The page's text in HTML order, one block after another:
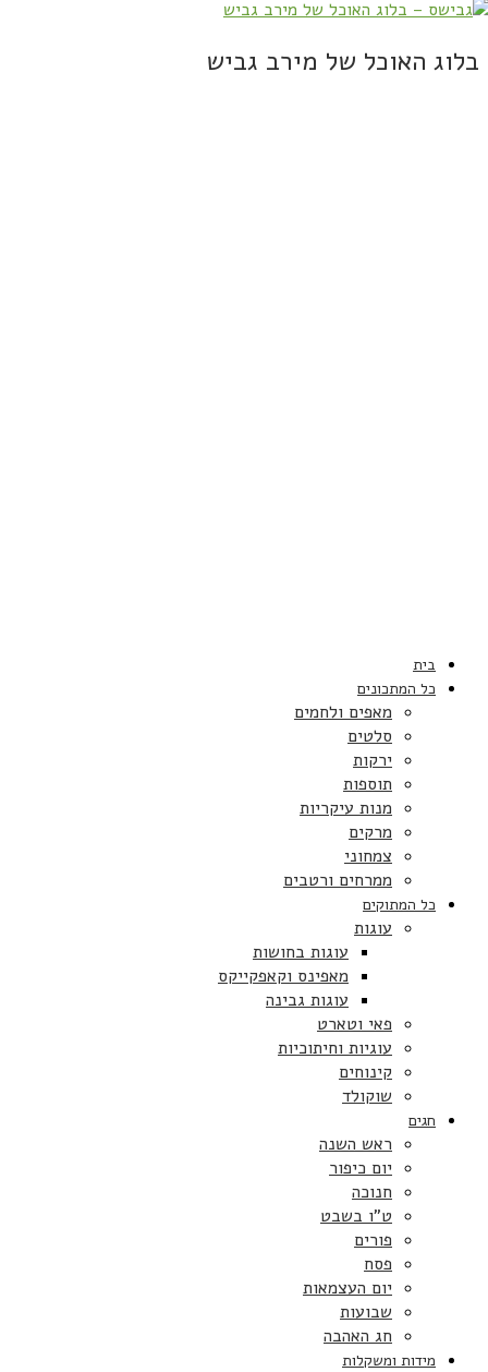
בלוג האוכל של מירב גביש
בית
כל המתכונים
מאפים ולחמים
סלטים
ירקות
תוספות
מנות עיקריות
מרקים
צמחוני
ממרחים ורטבים
כל המתוקים
עוגות
עוגות בחושות
מאפינס וקאפקייקס
עוגות גבינה
פאי וטארט
עוגיות וחיתוכיות
קינוחים
שוקולד
חגים
ראש השנה
יום כיפור
חנוכה
ט”ו בשבט
פורים
פסח
יום העצמאות
שבועות
חג האהבה
מידות ומשקלות